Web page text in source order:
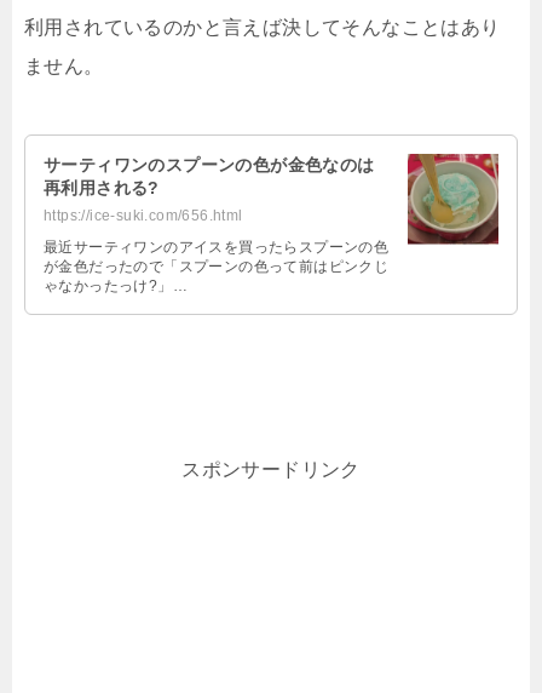
利用されているのかと言えば決してそんなことはあり
ません。
サーティワンのスプーンの色が金色なのは
再利用される?
https://ice-suki.com/656.html
最近サーティワンのアイスを買ったらスプーンの色
が金色だったので「スプーンの色って前はピンクじ
ゃなかったっけ?」…
スポンサードリンク